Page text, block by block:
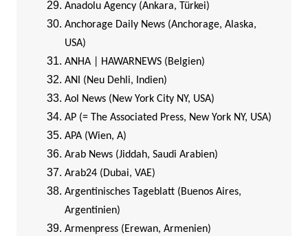
Anadolu Agency (Ankara, Türkei)
Anchorage Daily News (Anchorage, Alaska,
USA)
ANHA | HAWARNEWS (Belgien)
ANI (Neu Dehli, Indien)
Aol News (New York City NY, USA)
AP (= The Associated Press, New York NY, USA)
APA (Wien, A)
Arab News (Jiddah, Saudi Arabien)
Arab24 (Dubai, VAE)
Argentinisches Tageblatt (Buenos Aires,
Argentinien)
Armenpress (Erewan, Armenien)